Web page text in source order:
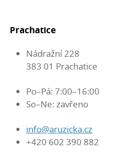
Prachatice
Nádražní 228
383 01 Prachatice
Po–Pá: 7:00–16:00
So–Ne: zavřeno
info@aruzicka.cz
+420 602 390 882